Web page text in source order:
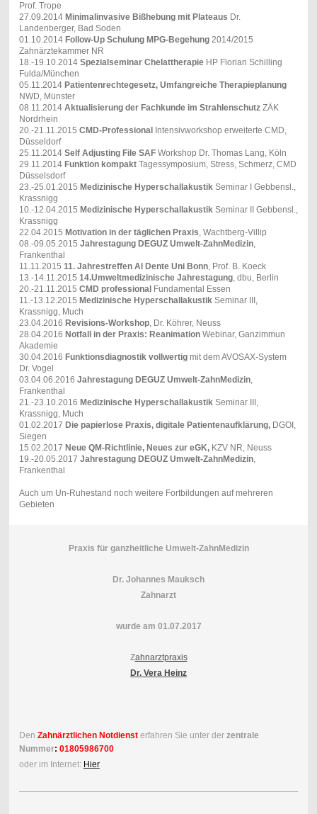
Prof. Trope
27.09.2014 Minimalinvasive Bißhebung mit Plateaus Dr.
Landenberger, Bad Soden
01.10.2014 Follow-Up Schulung MPG-Begehung2014/2015
Zahnärztekammer NR
18.-19.10.2014 Spezialseminar ChelattherapieHP Florian Schilling
Fulda/München
05.11.2014 Patientenrechtegesetz, Umfangreiche Therapieplanung
NWD, Münster
08.11.2014 Aktualisierung der Fachkunde im StrahlenschutzZÄK
Nordrhein
20.-21.11.2015 CMD-ProfessionalIntensivworkshop erweiterte CMD,
Düsseldorf
25.11.2014 Self Adjusting File SAFWorkshop Dr. Thomas Lang, Köln
29.11.2014 Funktion kompaktTagessymposium, Stress, Schmerz, CMD
Düsselsdorf
23.-25.01.2015 Medizinische Hyperschallakustik Seminar I Gebbensl.,
Krassnigg
10.-12.04.2015 Medizinische Hyperschallakustik Seminar II Gebbensl.,
Krassnigg
22.04.2015 Motivation in der täglichen Praxis , Wachtberg-Villip
08.-09.05.2015 Jahrestagung DEGUZ Umwelt-ZahnMedizin,
Frankenthal
11.11.2015 11. Jahrestreffen Al Dente Uni Bonn, Prof. B. Koeck
13.-14.11.2015 14.Umweltmedizinische Jahrestagung, dbu, Berlin
20.-21.11.2015 CMD professionalFundamental Essen
11.-13.12.2015 Medizinische Hyperschallakustik Seminar III,
Krassnigg, Much
23.04.2016 Revisions-Workshop, Dr. Köhrer, Neuss
28.04.2016 Notfall in der Praxis: ReanimationWebinar, Ganzimmun
Akademie
30.04.2016 Funktionsdiagnostik vollwertigmit dem AVOSAX-System
Dr. Vogel
03.04.06.2016 Jahrestagung DEGUZ Umwelt-ZahnMedizin,
Frankenthal
21.-23.10.2016 Medizinische Hyperschallakustik Seminar III,
Krassnigg, Much
01.02.2017 Die papierlose Praxis, digitale Patientenaufklärung,DGOI,
Siegen
15.02.2017 Neue QM-Richtlinie, Neues zur eGK,KZV NR, Neuss
19.-20.05.2017 Jahrestagung DEGUZ Umwelt-ZahnMedizin,
Frankenthal
Auch um Un-Ruhestand noch weitere Fortbildungen auf mehreren
Gebieten
Praxis für ganzheitliche Umwelt-ZahnMedizin
Dr. Johannes Mauksch
Zahnarzt
wurde am 01.07.2017
Zahnarztpraxis
Dr. Vera Heinz
Den Zahnärztlichen Notdiensterfahren Sie unter der zentrale
Nummer: 01805986700
oder im Internet: Hier